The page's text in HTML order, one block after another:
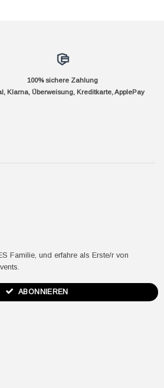
100% sichere Zahlung
Klarna, Überweisung, Kreditkarte, ApplePay
Familie, und erfahre als Erste/r von
ABONNIEREN